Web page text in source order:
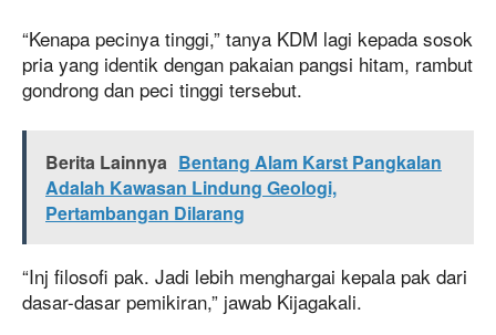
“Kenapa pecinya tinggi,” tanya KDM lagi kepada sosok
pria yang identik dengan pakaian pangsi hitam, rambut
gondrong dan peci tinggi tersebut.
Berita Lainnya Bentang Alam Karst Pangkalan
Adalah Kawasan Lindung Geologi,
Pertambangan Dilarang
“Inj filosofi pak. Jadi lebih menghargai kepala pak dari
dasar-dasar pemikiran,” jawab Kijagakali.